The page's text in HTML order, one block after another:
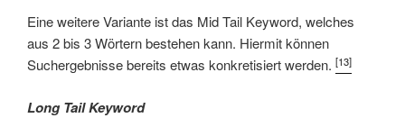
Eine weitere Variante ist das Mid Tail Keyword, welches
aus 2 bis 3 Wörtern bestehen kann. Hiermit können
Suchergebnisse bereits etwas konkretisiert werden. [13]
Long Tail Keyword